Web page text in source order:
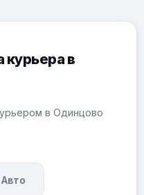
курьера в
в Одинцово
Авто